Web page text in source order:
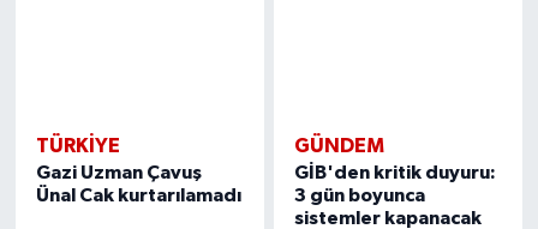
TÜRKIYE
Gazi Uzman Çavuş
Ünal Cak kurtarılamadı
GÜNDEM
GİB'den kritik duyuru:
3 gün boyunca
sistemler kapanacak